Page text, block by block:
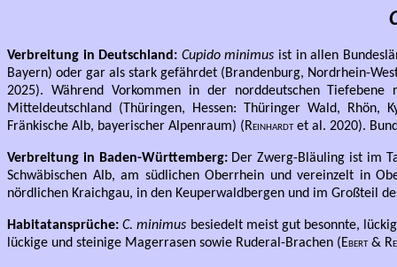
Verbreitung in Deutschland: Cupido minimus ist in allen
Bayern) oder gar als stark gefährdet (Brandenburg, Nordrhein-
2025). Während Vorkommen in der norddeutschen
Mitteldeutschland (Thüringen, Hessen: Thüringer Wald, Rhön,
Fränkische Alb, bayerischer Alpenraum) (Reinhardtet al. 2020).
Verbreitung in Baden-Württemberg:Der Zwerg-Bläuling ist im
Schwäbischen Alb, am südlichen Oberrhein und vereinzelt in
nördlichen Kraichgau, in den Keuperwaldbergen und im Großteil
Habitatansprüche: C. minimus besiedelt meist gut besonnte,
lückige und steinige Magerrasen sowie Ruderal-Brachen (Ebert &